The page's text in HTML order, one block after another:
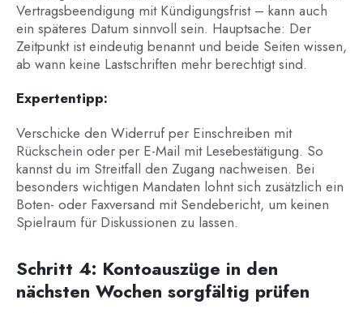
Vertragsbeendigung mit Kündigungsfrist – kann auch
ein späteres Datum sinnvoll sein. Hauptsache: Der
Zeitpunkt ist eindeutig benannt und beide Seiten wissen,
ab wann keine Lastschriften mehr berechtigt sind.
Expertentipp:
Verschicke den Widerruf per Einschreiben mit
Rückschein oder per E-Mail mit Lesebestätigung. So
kannst du im Streitfall den Zugang nachweisen. Bei
besonders wichtigen Mandaten lohnt sich zusätzlich ein
Boten- oder Faxversand mit Sendebericht, um keinen
Spielraum für Diskussionen zu lassen.
Schritt 4: Kontoauszüge in den
nächsten Wochen sorgfältig prüfen